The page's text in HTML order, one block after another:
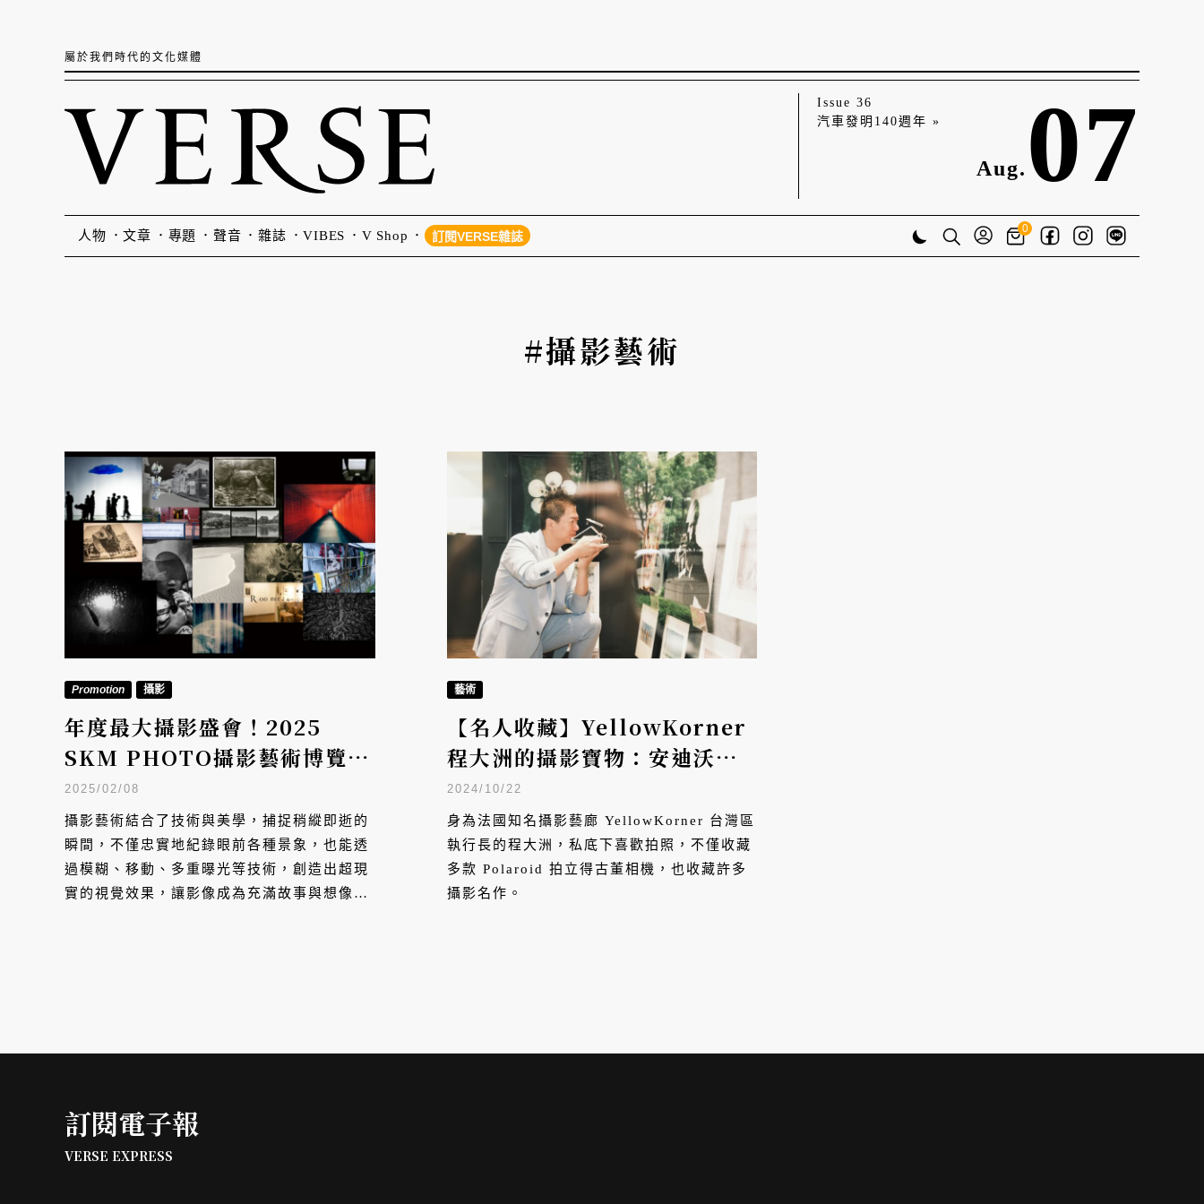
屬於我們時代的文化媒體
Issue 36
汽車發明140週年 »
Aug. 07
人物 文章 專題 聲音 雜誌 VIBES V Shop 訂閱VERSE雜誌
0
#攝影藝術
Promotion 攝影
年度最大攝影盛會！2025
SKM PHOTO攝影藝術博覽
會，50組國內外名家探索影像
之美
2025/02/08
攝影藝術結合了技術與美學，捕捉稍縱即逝的
瞬間，不僅忠實地紀錄眼前各種景象，也能透
過模糊、移動、多重曝光等技術，創造出超現
實的視覺效果，讓影像成為充滿故事與想像的
藝術
【名人收藏】YellowKorner
程大洲的攝影寶物：安迪沃荷
自拍照、安格爾的小提琴、阿
姆斯壯拍下地球升起那一刻
2024/10/22
身為法國知名攝影藝廊 YellowKorner 台灣區
執行長的程大洲，私底下喜歡拍照，不僅收藏
多款 Polaroid 拍立得古董相機，也收藏許多
攝影名作。
訂閱電子報
VERSE EXPRESS